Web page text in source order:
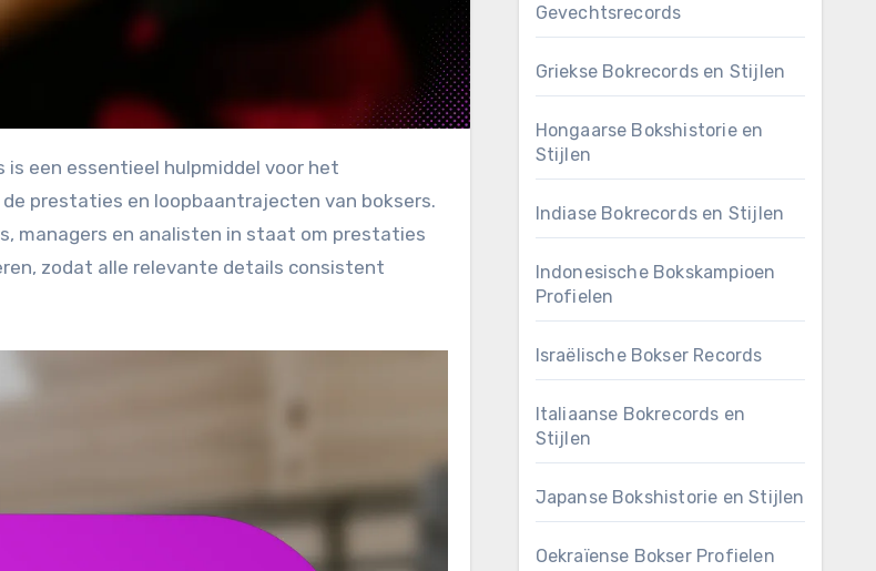
prestaties en loopbaantrajecten van boksers.
managers en analisten in staat om prestaties
zodat alle relevante details consistent
Gevechtsrecords
Griekse Bokrecords en Stijlen
Hongaarse Bokshistorie en
Stijlen
Indiase Bokrecords en Stijlen
Indonesische Bokskampioen
Profielen
Israëlische Bokser Records
Italiaanse Bokrecords en
Stijlen
Japanse Bokshistorie en Stijlen
Oekraïense Bokser Profielen